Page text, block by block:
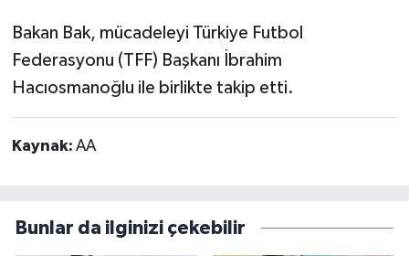
Bakan Bak, mücadeleyi Türkiye Futbol
Federasyonu (TFF) Başkanı İbrahim
Hacıosmanoğlu ile birlikte takip etti.
Kaynak: AA
Bunlar da ilginizi çekebilir